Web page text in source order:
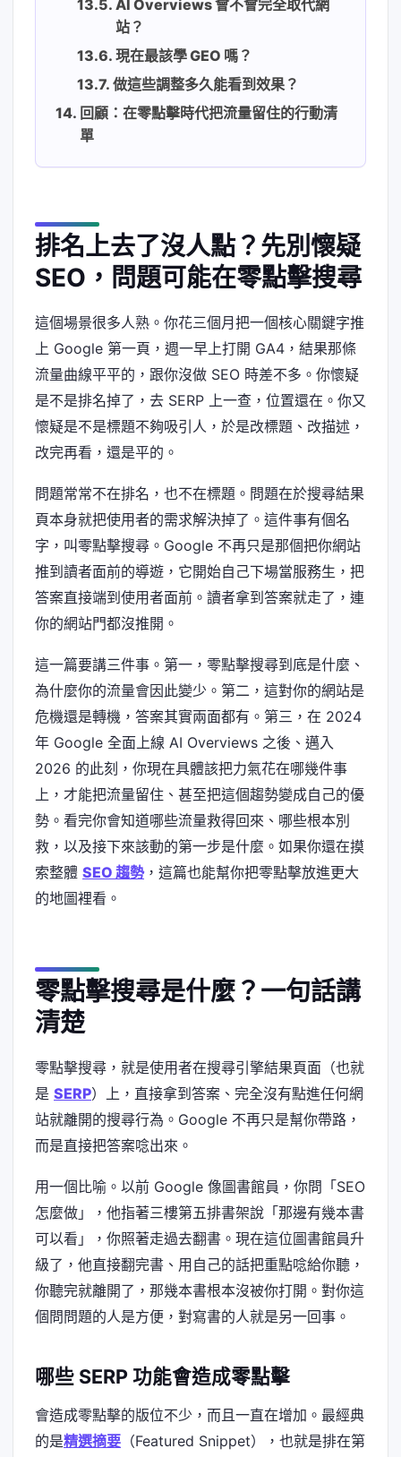
AI Overviews 會不會完全取代網
站？
現在最該學 GEO 嗎？
做這些調整多久能看到效果？
回顧：在零點擊時代把流量留住的行動清
單
排名上去了沒人點？先別懷疑
SEO，問題可能在零點擊搜尋
這個場景很多人熟。你花三個月把一個核心關鍵字推
上 Google 第一頁，週一早上打開 GA4，結果那條
流量曲線平平的，跟你沒做 SEO 時差不多。你懷疑
是不是排名掉了，去 SERP 上一查，位置還在。你又
懷疑是不是標題不夠吸引人，於是改標題、改描述，
改完再看，還是平的。
問題常常不在排名，也不在標題。問題在於搜尋結果
頁本身就把使用者的需求解決掉了。這件事有個名
字，叫零點擊搜尋。Google 不再只是那個把你網站
推到讀者面前的導遊，它開始自己下場當服務生，把
答案直接端到使用者面前。讀者拿到答案就走了，連
你的網站門都沒推開。
這一篇要講三件事。第一，零點擊搜尋到底是什麼、
為什麼你的流量會因此變少。第二，這對你的網站是
危機還是轉機，答案其實兩面都有。第三，在 2024
年 Google 全面上線 AI Overviews 之後、邁入
2026 的此刻，你現在具體該把力氣花在哪幾件事
上，才能把流量留住、甚至把這個趨勢變成自己的優
勢。看完你會知道哪些流量救得回來、哪些根本別
救，以及接下來該動的第一步是什麼。如果你還在摸
索整體 SEO 趨勢，這篇也能幫你把零點擊放進更大
的地圖裡看。
零點擊搜尋是什麼？一句話講
清楚
零點擊搜尋，就是使用者在搜尋引擎結果頁面（也就
是 SERP）上，直接拿到答案、完全沒有點進任何網
站就離開的搜尋行為。Google 不再只是幫你帶路，
而是直接把答案唸出來。
用一個比喻。以前 Google 像圖書館員，你問「SEO
怎麼做」，他指著三樓第五排書架說「那邊有幾本書
可以看」，你照著走過去翻書。現在這位圖書館員升
級了，他直接翻完書、用自己的話把重點唸給你聽，
你聽完就離開了，那幾本書根本沒被你打開。對你這
個問問題的人是方便，對寫書的人就是另一回事。
哪些 SERP 功能會造成零點擊
會造成零點擊的版位不少，而且一直在增加。最經典
的是精選摘要 （Featured Snippet），也就是排在第